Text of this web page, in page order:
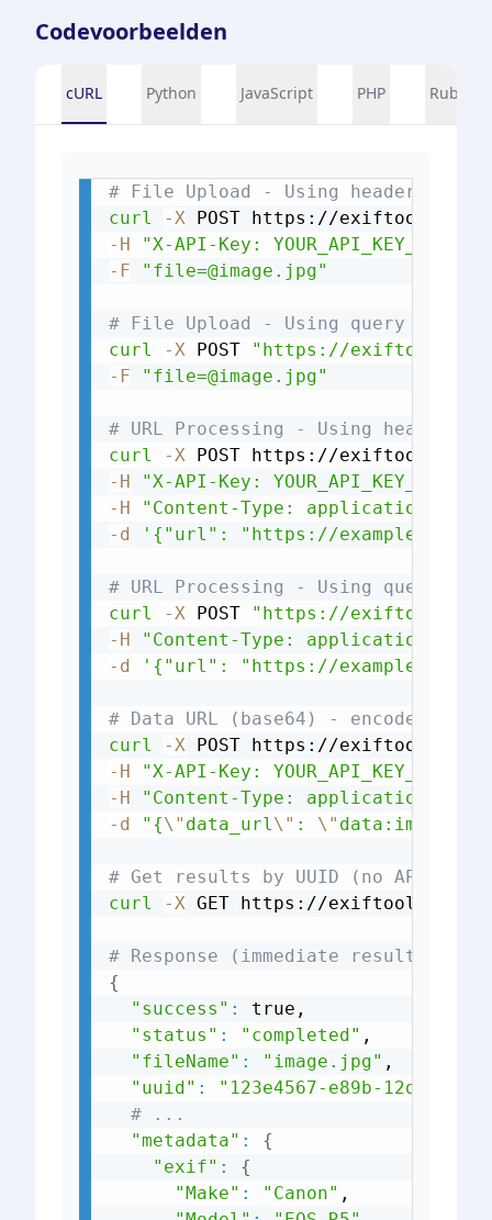
Codevoorbeelden
cURL Python JavaScript PHP Ruby
# File Upload - Using header
curl
-X POST https://
-H
"X-API-Key: YOUR_API_KEY_HERE"
-F
"file=@image.jpg"
# File Upload - Using query
curl
-X POST
"https://exiftools.com/
-F
"file=@image.jpg"
# URL Processing - Using header
curl
-X POST https://
-H
"X-API-Key: YOUR_API_KEY_HERE"
-H
"Content-Type: application/json"
-d
'{"url": "https://example.com/
# URL Processing - Using query
curl
-X POST
"https://exiftools.com/
-H
"Content-Type: application/json"
-d
'{"url": "https://example.com/
# Data URL (base64) - encode a
curl
-X POST https://
-H
"X-API-Key: YOUR_API_KEY_HERE"
-H
"Content-Type: application/json"
-d
"{\" data_url\" : \" data:image/
# Get results by UUID (no API key
curl
-X GET https://exiftools.com/
# Response (immediate results)
{
"success" :
true,
"status" : "completed" ,
"fileName" : "image.jpg" ,
"uuid" :
"123e4567-e89b-12d3-
# ...
"metadata" :
{
"exif" :
{
"Make" : "Canon" ,